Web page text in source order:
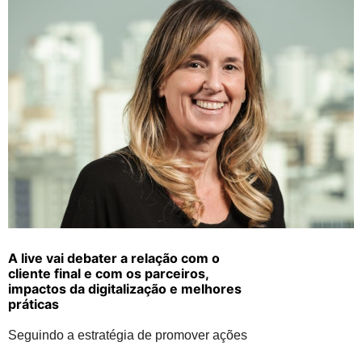
A live vai debater a relação com o
cliente final e com os parceiros,
impactos da digitalização e melhores
práticas
Seguindo a estratégia de promover ações